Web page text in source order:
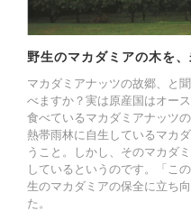
野生のマカダミアの木を
マカダミアナッツの故郷、と
べますか？実は原産国はオー
食べているマカダミアナッツ
熱帯雨林に自生しているマカ
うこと。しかし、そのマカダ
しているというのです。「こ
生のマカダミアの保全に立ち
た。